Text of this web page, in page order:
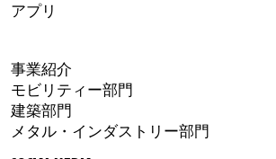
アプリ
事業紹介
モビリティー部門
建築部門
メタル・インダストリー部門